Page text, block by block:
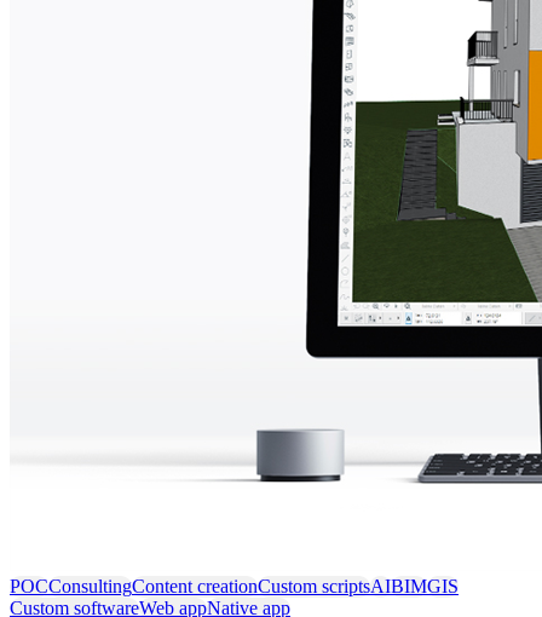
POCConsultingContent creationCustom scriptsAIBIMGIS
Custom softwareWeb appNative app